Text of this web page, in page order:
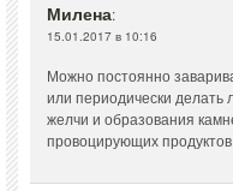
Милена:
15.01.2017 в 10:16
Можно постоянно
или периодически делать
желчи и образования
провоцирующих продуктов.